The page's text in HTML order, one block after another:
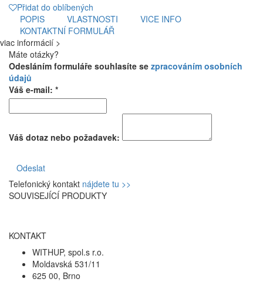
Přidat do oblíbených
POPIS
VLASTNOSTI
VICE INFO
KONTAKTNÍ FORMULÁŘ
viac informácií >
Máte otázky?
Odesláním formuláře souhlasíte se zpracováním osobních
údajů
Váš e-mail: *
Váš dotaz nebo požadavek:
Odeslat
Telefonický kontakt nájdete tu >>
SOUVISEJÍCÍ PRODUKTY
KONTAKT
WITHUP, spol.s r.o.
Moldavská 531/11
625 00, Brno